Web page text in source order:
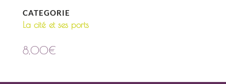
CATEGORIE
La cité et ses ports
8,00€